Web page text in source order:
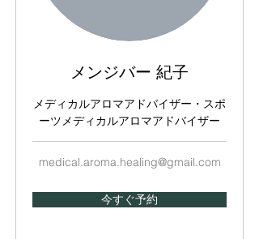
メンジバー 紀子
メディカルアロマアドバイザー・スポ
ーツメディカルアロマアドバイザー
medical.aroma.healing@gmail.com
今すぐ予約